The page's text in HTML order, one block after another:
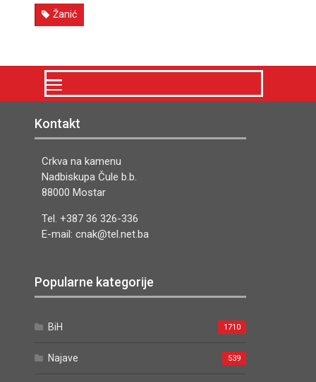
Žanić
Kontakt
Crkva na kamenu
Nadbiskupa Čule b.b.
88000 Mostar
Tel. +387 36 326-336
E-mail: cnak@tel.net.ba
Popularne kategorije
BiH 1710
Najave 539